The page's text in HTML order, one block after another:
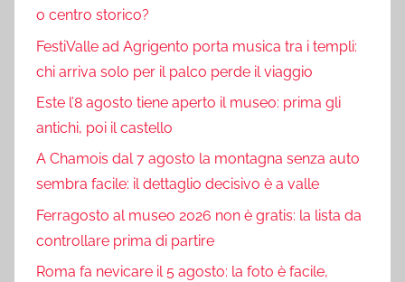
o centro storico?
FestiValle ad Agrigento porta musica tra i templi:
chi arriva solo per il palco perde il viaggio
Este l’8 agosto tiene aperto il museo: prima gli
antichi, poi il castello
A Chamois dal 7 agosto la montagna senza auto
sembra facile: il dettaglio decisivo è a valle
Ferragosto al museo 2026 non è gratis: la lista da
controllare prima di partire
Roma fa nevicare il 5 agosto: la foto è facile,